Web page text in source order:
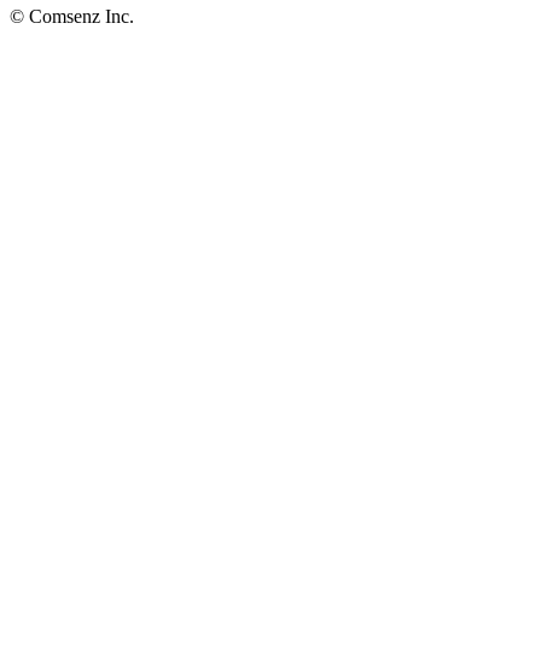
© Comsenz Inc.